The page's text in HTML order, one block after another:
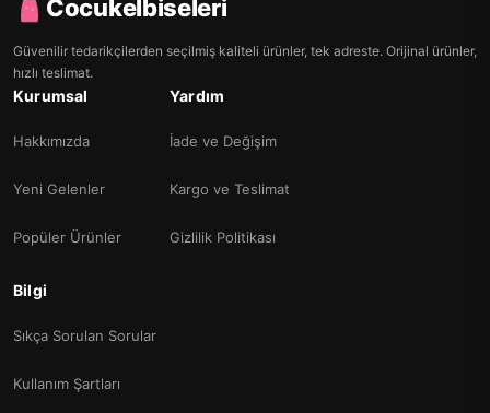
Cocukelbiseleri
Güvenilir tedarikçilerden seçilmiş kaliteli ürünler, tek adreste. Orijinal ürünler,
hızlı teslimat.
Kurumsal
Hakkımızda
Yeni Gelenler
Popüler Ürünler
Yardım
İade ve Değişim
Kargo ve Teslimat
Gizlilik Politikası
Bilgi
Sıkça Sorulan Sorular
Kullanım Şartları